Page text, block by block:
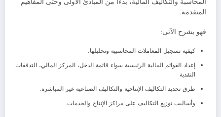
المتقدمة.
فهو يشرح الآتى:
كيفية تسجيل المعاملات المحاسبية وتحليلها.
إعداد القوائم المالية الرئيسية سواء قائمة الدخل، المركز المالي، التدفقات
النقدية
طرق تحديد التكاليف الإنتاجية والتكاليف الصناعية غير المباشرة.
وأساليب توزيع التكاليف على مراكز الإنتاج والخدمات.